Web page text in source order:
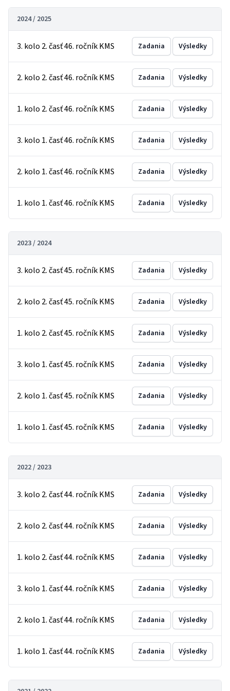
2024 / 2025
3. kolo 2. časť 46. ročník KMS Zadania Výsledky
2. kolo 2. časť 46. ročník KMS Zadania Výsledky
1. kolo 2. časť 46. ročník KMS Zadania Výsledky
3. kolo 1. časť 46. ročník KMS Zadania Výsledky
2. kolo 1. časť 46. ročník KMS Zadania Výsledky
1. kolo 1. časť 46. ročník KMS Zadania Výsledky
2023 / 2024
3. kolo 2. časť 45. ročník KMS Zadania Výsledky
2. kolo 2. časť 45. ročník KMS Zadania Výsledky
1. kolo 2. časť 45. ročník KMS Zadania Výsledky
3. kolo 1. časť 45. ročník KMS Zadania Výsledky
2. kolo 1. časť 45. ročník KMS Zadania Výsledky
1. kolo 1. časť 45. ročník KMS Zadania Výsledky
2022 / 2023
3. kolo 2. časť 44. ročník KMS Zadania Výsledky
2. kolo 2. časť 44. ročník KMS Zadania Výsledky
1. kolo 2. časť 44. ročník KMS Zadania Výsledky
3. kolo 1. časť 44. ročník KMS Zadania Výsledky
2. kolo 1. časť 44. ročník KMS Zadania Výsledky
1. kolo 1. časť 44. ročník KMS Zadania Výsledky